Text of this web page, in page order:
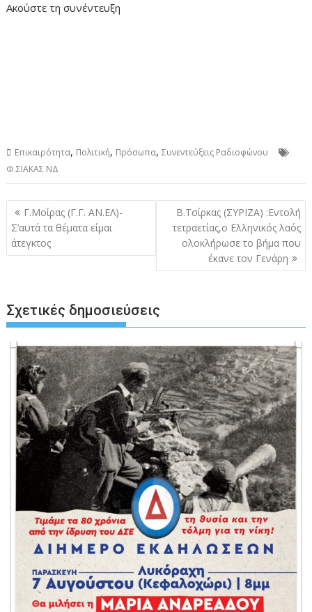
Ακούστε τη συνέντευξη
Επικαιρότητα, Πολιτική, Πρόσωπα,Συνεντεύξεις Ραδιοφώνου
Φ.ΣΙΑΚΑΣ ΝΔ
Πλοήγηση
άρθρων
Γ.Μοίρας (Γ.Γ. ΑΝ.ΕΛ)-
Σ’αυτά τα θέματα είμαι
άτεγκτος
Β.Τσίρκας (ΣΥΡΙΖΑ) :Εντολή
τετραετίας,ο Ελληνικός λαός
ολοκλήρωσε το βήμα που
έκανε τον Γενάρη
Σχετικές δημοσιεύσεις